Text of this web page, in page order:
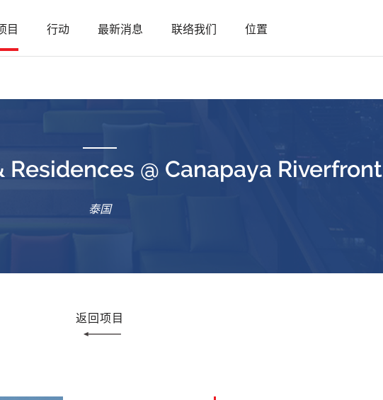
目 行动 最新消息 联络我们 位置
@ Canapaya Riverfront
泰国
返回项目